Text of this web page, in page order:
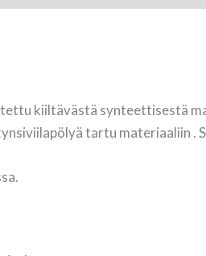
kiiltävästä synteettisestä
tartu materiaaliin .